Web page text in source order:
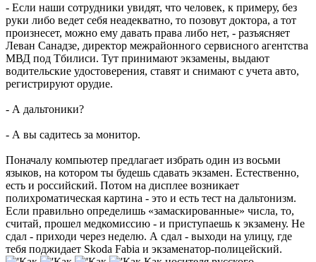
- Если наши сотрудники увидят, что человек, к примеру, без
руки либо ведет себя неадекватно, то позовут доктора, а тот
произнесет, можно ему давать права либо нет, - разъясняет
Леван Санадзе, директор межрайонного сервисного агентства
МВД под Тбилиси. Тут принимают экзамены, выдают
водительские удостоверения, ставят и снимают с учета авто,
регистрируют орудие.
- А дальтоники?
- А вы садитесь за монитор.
Поначалу компьютер предлагает избрать один из восьми
языков, на котором ты будешь сдавать экзамен. Естественно,
есть и российский. Потом на дисплее возникает
полихроматическая картина - это и есть тест на дальтонизм.
Если правильно определишь «замаскированные» числа, то,
считай, прошел медкомиссию - и приступаешь к экзамену. Не
сдал - приходи через неделю. А сдал - выходи на улицу, где
тебя поджидает Skoda Fabia и экзаменатор-полицейский.